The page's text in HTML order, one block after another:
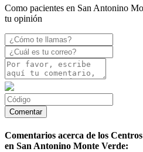
Como pacientes en San Antonino
tu opinión
Comentarios acerca de los
en San Antonino Monte Verde: